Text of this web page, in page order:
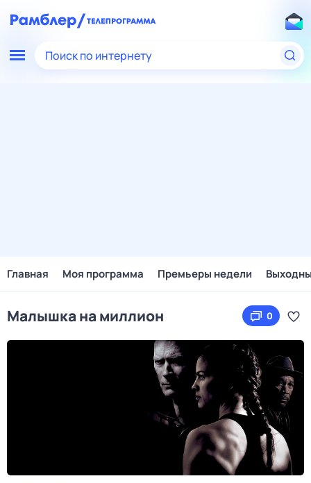
Поиск по интернету
Главная Моя программа Премьеры недели
Малышка на миллион 0